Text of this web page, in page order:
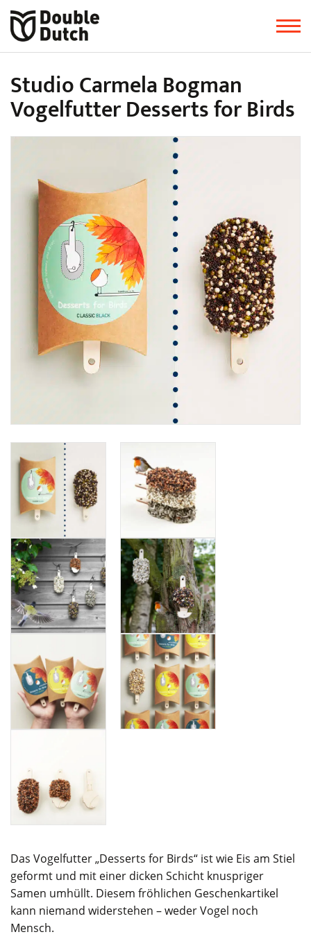
Studio Carmela Bogman
Vogelfutter Desserts for Birds
Das Vogelfutter „Desserts for Birds“ ist wie Eis am Stiel
geformt und mit einer dicken Schicht knuspriger
Samen umhüllt. Diesem fröhlichen Geschenkartikel
kann niemand widerstehen – weder Vogel noch
Mensch.